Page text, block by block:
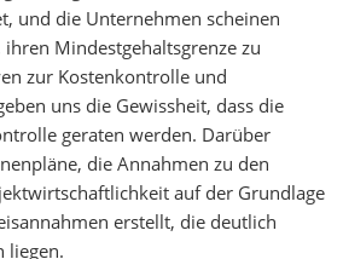
und die Unternehmen scheinen
ihren Mindestgehaltsgrenze zu
zur Kostenkontrolle und
uns die Gewissheit, dass die
geraten werden. Darüber
die Annahmen zu den
auf der Grundlage
erstellt, die deutlich
liegen.